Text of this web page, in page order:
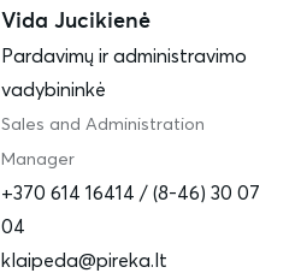
Vida Jucikienė
Pardavimų ir administravimo
vadybininkė
Sales and Administration
Manager
+370 614 16414 / (8-46) 30 07
04
klaipeda@pireka.lt